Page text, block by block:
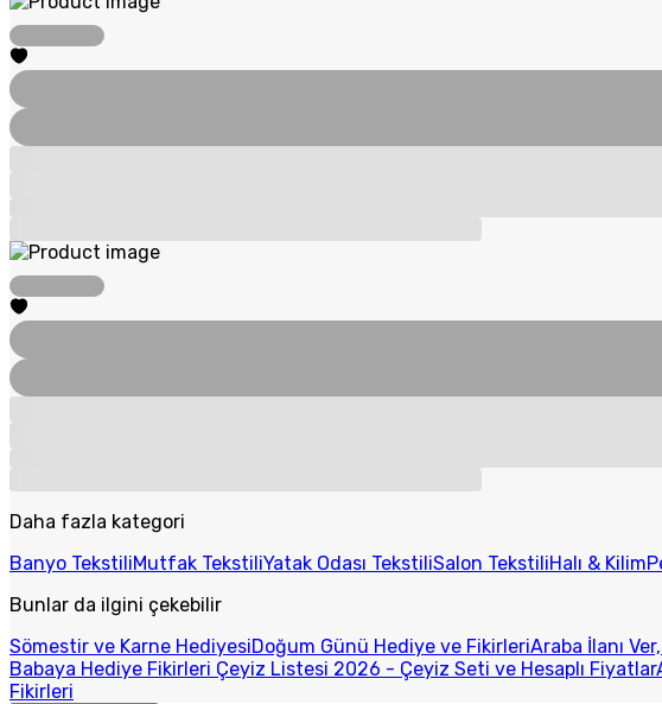
Daha fazla kategori
Banyo TekstiliMutfak TekstiliYatak Odası TekstiliSalon TekstiliHalı & Kilim
Bunlar da ilgini çekebilir
Sömestir ve Karne HediyesiDoğum Günü Hediye ve FikirleriAraba İlanı
Babaya Hediye Fikirleri Çeyiz Listesi 2026 - Çeyiz Seti ve Hesaplı Fiyatlar
Fikirleri